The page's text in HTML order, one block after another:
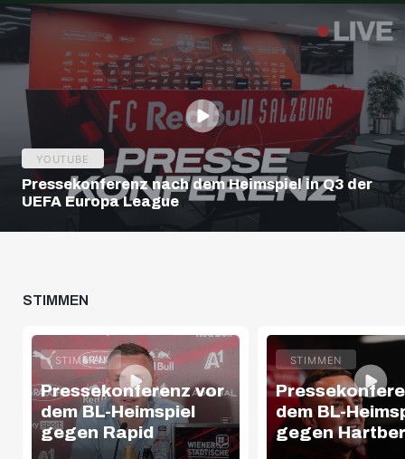
YOUTUBE
Pressekonferenz nach dem Heimspiel in Q3 der
UEFA Europa League
STIMMEN
STIMMEN
Pressekonferenz vor
dem BL-Heimspiel
gegen Rapid
STIMMEN
dem BL-
gegen